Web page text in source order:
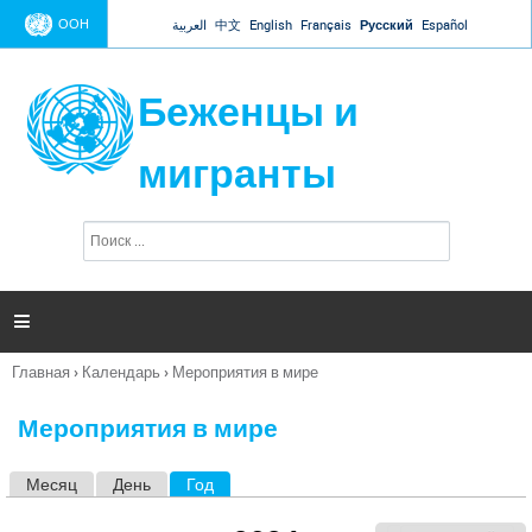
Jump to navigation
ООН العربية 中文 English Français Русский Español
Беженцы и
мигранты
п
и

Вы
Главная › Календарь › Мероприятия в мире
Мероприятия в мире
Месяц День Год